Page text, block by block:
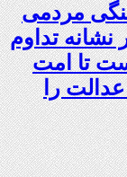
مردمی
تداوم
تا امت
عدالت را